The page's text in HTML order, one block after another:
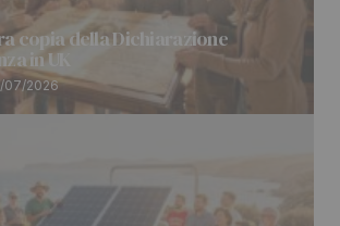
copia della Dichiarazione
in UK
07/2026